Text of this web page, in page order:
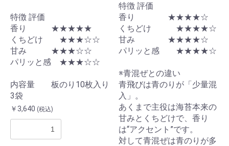
特徴 評価
香り ★★★★★
くちどけ ★★★☆☆
甘み ★★★☆☆
パリッと感 ★★★☆☆
内容量 板のり10枚入り
3袋
￥3,640 (税込)
特徴 評価
香り ★★★★☆
くちどけ ★★★★☆
甘み ★★★★☆
パリッと感 ★★★★☆
※青混ぜとの違い
青飛びは青のりが「少量混
入」。
あくまで主役は海苔本来の
甘みとくちどけで、香り
は“アクセント”です。
対して青混ぜは青のりが多